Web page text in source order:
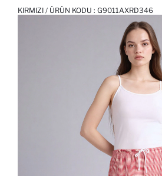
KIRMIZI / ÜRÜN KODU : G9011AXRD346